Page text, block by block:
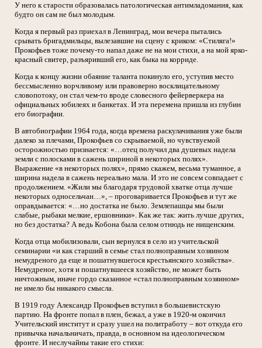
У него к старости образовалась патологическая антимладомания, как
будто он сам не был молодым.
Когда я первый раз приехал в Ленинград, мои вечера пытались
срывать бригадмильцы, вылезавшие на сцену с криком: «Стиляга!»
Прокофьев тоже почему-то напал даже не на мои стихи, а на мой ярко-
красный свитер, разъяривший его, как быка на корриде.
Когда к концу жизни обаяние таланта покинуло его, уступив место
бессмысленно ворчливому или правоверно восклицательному
словопотоку, он стал чем-то вроде словесного фейерверкера на
официальных юбилеях и банкетах. И эта перемена пришла из глубин
его биографии.
В автобиографии 1964 года, когда времена раскулачивания уже были
далеко за плечами, Прокофьев со скрываемой, но чувствуемой
осторожностью признается: «…отец получил два душевых надела
земли с полосками в сажень шириной в некоторых полях».
Выражение «в некоторых полях», прямо скажем, весьма туманное, а
ширина надела в сажень нереально мала. И это не совсем совпадает с
продолжением. «Жили мы благодаря трудовой хватке отца лучше
некоторых односельчан…», – проговаривается Прокофьев и тут же
оправдывается: «…но достатка не было. Землепашцы мы были
слабые, рыбаки мелкие, ершовники». Как же так: жить лучше других,
но без достатка? А ведь Кобона была селом отнюдь не нищенским.
Когда отца мобилизовали, сын вернулся в село из учительской
семинарии «и как старший в семье стал полноправным хозяином
немудреного да еще и пошатнувшегося крестьянского хозяйства».
Немудреное, хотя и пошатнувшееся хозяйство, не может быть
ничтожным, иначе гордо сказанное «стал полноправным хозяином»
не имело бы никакого смысла.
В 1919 году Александр Прокофьев вступил в большевистскую
партию. На фронте попал в плен, бежал, а уже в 1920-м окончил
Учительский институт и сразу ушел на политработу – вот откуда его
привычка начальничать, правда, в основном на идеологическом
фронте. И неслучайны такие его стихи: